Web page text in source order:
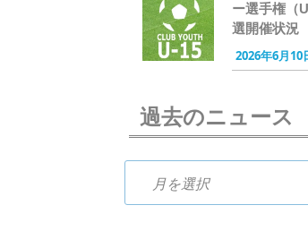
ー選手権（
選開催状況
2026年6月10
過去のニュース